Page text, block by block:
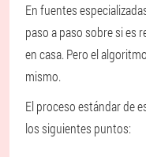
En fuentes
paso a paso sobre si es
en casa. Pero el
mismo.
El proceso estándar de
los siguientes puntos: